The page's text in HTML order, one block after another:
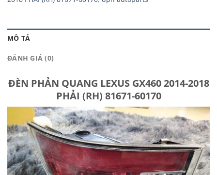
MÔ TẢ
ĐÁNH GIÁ (0)
ĐÈN PHẢN QUANG LEXUS GX460 2014-2018
PHẢI (RH) 81671-60170